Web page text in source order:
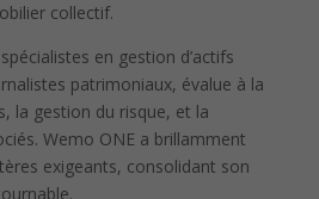
collectif.
en gestion d’actifs
patrimoniaux, évalue à la
la gestion du risque, et la
Wemo ONE a brillamment
exigeants, consolidant son